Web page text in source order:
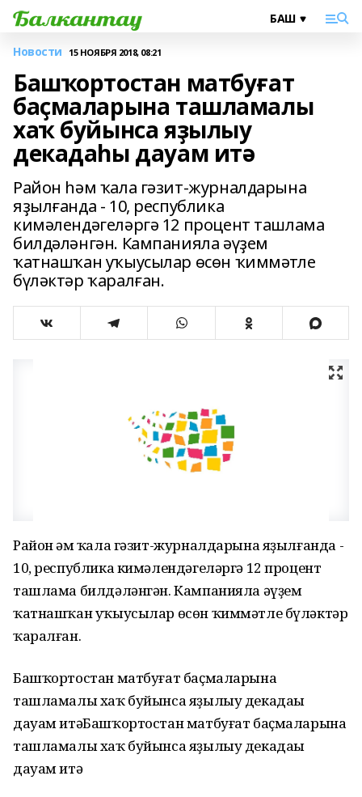
Новости 15 НОЯБРЯ 2018, 08:21
Башҡортостан матбуғат
баҫмаларына ташламалы
хаҡ буйынса яҙылыу
декадаһы дауам итә
Район һәм ҡала гәзит-журналдарына
яҙылғанда - 10, республика
кимәлендәгеләргә 12 процент ташлама
билдәләнгән. Кампанияла әүҙем
ҡатнашҡан уҡыусылар өсөн ҡиммәтле
бүләктәр ҡаралған.
Район һәм ҡала гәзит-журналдарына яҙылғанда -
10, республика кимәлендәгеләргә 12 процент
ташлама билдәләнгән. Кампанияла әүҙем
ҡатнашҡан уҡыусылар өсөн ҡиммәтле бүләктәр
ҡаралған.
Башҡортостан матбуғат баҫмаларына
ташламалы хаҡ буйынса яҙылыу декадаһы
дауам итәБашҡортостан матбуғат баҫмаларына
ташламалы хаҡ буйынса яҙылыу декадаһы
дауам итә